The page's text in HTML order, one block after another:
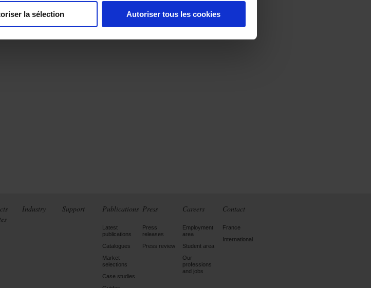
la sélection Autoriser tous les cookies
Industry Support Publications
Latest
publications
Catalogues
Market
selections
Case studies
Press
Press
releases
Press review
Careers
Employment
area
Student area
Our
professions
and jobs
Contact
France
International